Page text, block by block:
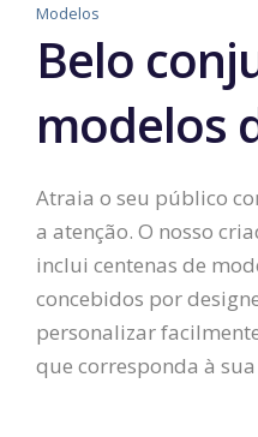
Modelos
Belo
modelos
Atraia o seu público
a atenção. O nosso
inclui centenas de
concebidos por
personalizar
que corresponda à